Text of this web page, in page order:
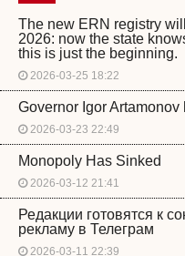
The new ERN registry
2026: now the state
this is just the beginning.
2026-03-25 18:22
Governor Igor
2026-03-23 22:49
Monopoly Has Sinked
2026-03-12 21:41
Редакции готовятся к
рекламу в Телеграм
2026-03-11 22:39